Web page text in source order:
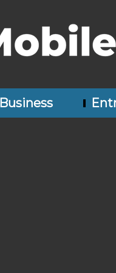
Business